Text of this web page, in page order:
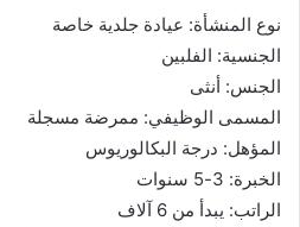
نوع المنشأة: عيادة جلدية خاصة
الجنسية: الفلبين
الجنس: أنثى
المسمى الوظيفي: ممرضة مسجلة
المؤهل: درجة البكالوريوس
الخبرة: 3-5 سنوات
الراتب: يبدأ من 6 آلاف